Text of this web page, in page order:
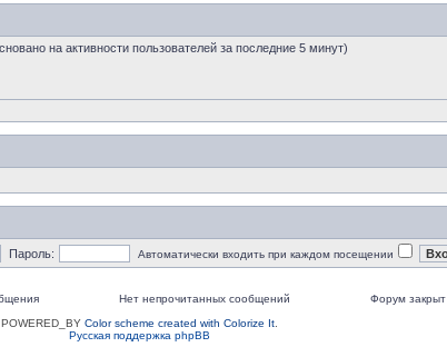
на активности пользователей за последние 5 минут)
Пароль: Автоматически входить при каждом посещении
Нет непрочитанных сообщений
Форум закрыт
POWERED_BY Color scheme created with Colorize It.
Русская поддержка phpBB